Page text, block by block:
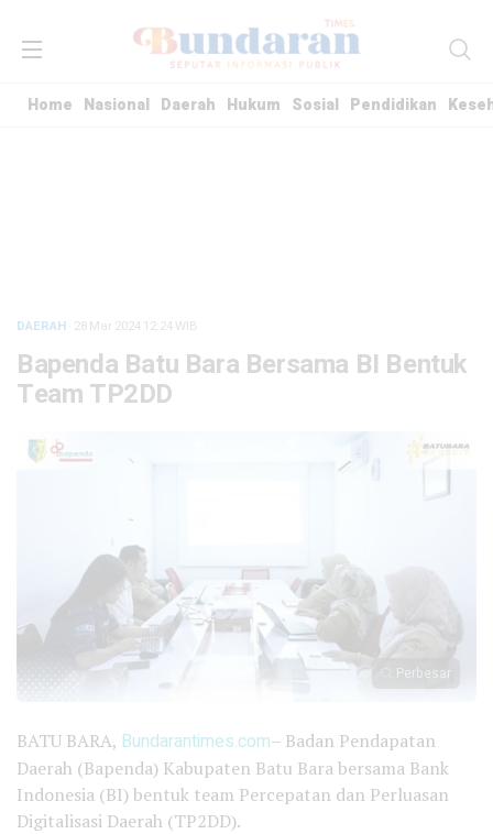
Home Nasional Daerah Hukum Sosial Pendidikan
DAERAH · 28 Mar 2024 12:24 WIB
Bapenda Batu Bara Bersama BI Bentuk
Team TP2DD
Perbesar
BATU BARA, Bundarantimes.com– Badan Pendapatan
Daerah (Bapenda) Kabupaten Batu Bara bersama Bank
Indonesia (BI) bentuk team Percepatan dan Perluasan
Digitalisasi Daerah (TP2DD).